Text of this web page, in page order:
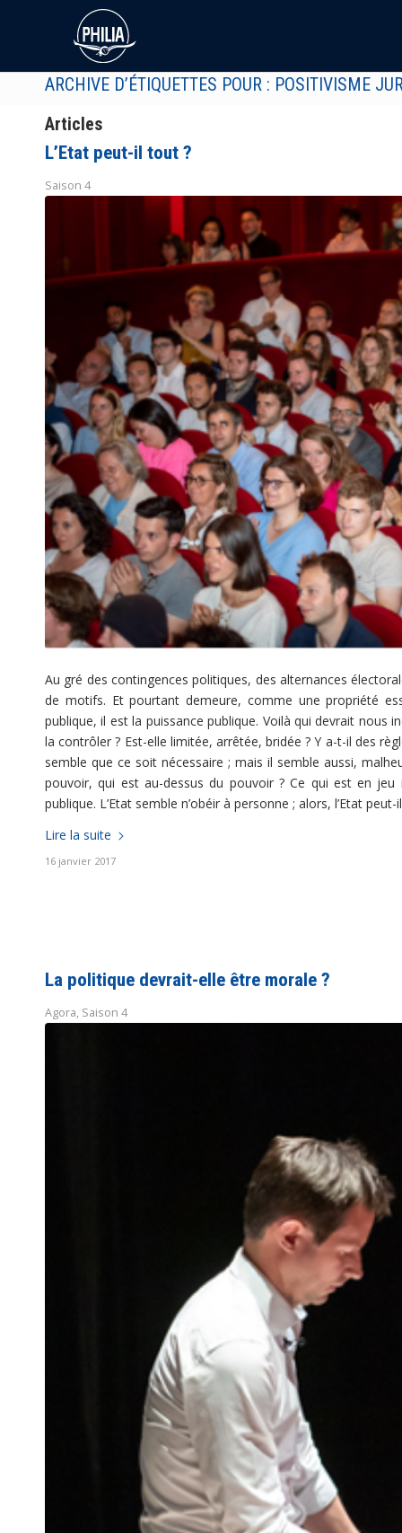
ARCHIVE D’ÉTIQUETTES POUR : POSITIVISME
Articles
L’Etat peut-il tout ?
Saison 4
Au gré des contingences politiques, des alternances
de motifs. Et pourtant demeure, comme une propriété
publique, il est la puissance publique. Voilà qui devrait nous
la contrôler ? Est-elle limitée, arrêtée, bridée ? Y a-t-il des
semble que ce soit nécessaire ; mais il semble aussi,
pouvoir, qui est au-dessus du pouvoir ? Ce qui est en jeu
publique. L’Etat semble n’obéir à personne ; alors, l’Etat
Lire la suite
16 janvier 2017
La politique devrait-elle être morale ?
Agora, Saison 4